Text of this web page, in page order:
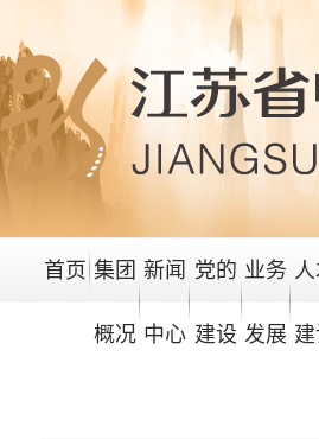
首页 集团
概况
新闻
中心
党的
建设
业务
发展